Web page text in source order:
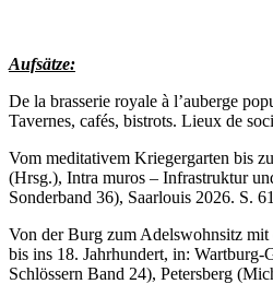
Aufsätze:
De la brasserie royale à l’auberge
Tavernes, cafés, bistrots. Lieux de
Vom meditativem Kriegergarten bis
(Hrsg.), Intra muros – Infrastruktur
Sonderband 36), Saarlouis 2026. S.
Von der Burg zum Adelswohnsitz mit
bis ins 18. Jahrhundert, in:
Schlössern Band 24), Petersberg